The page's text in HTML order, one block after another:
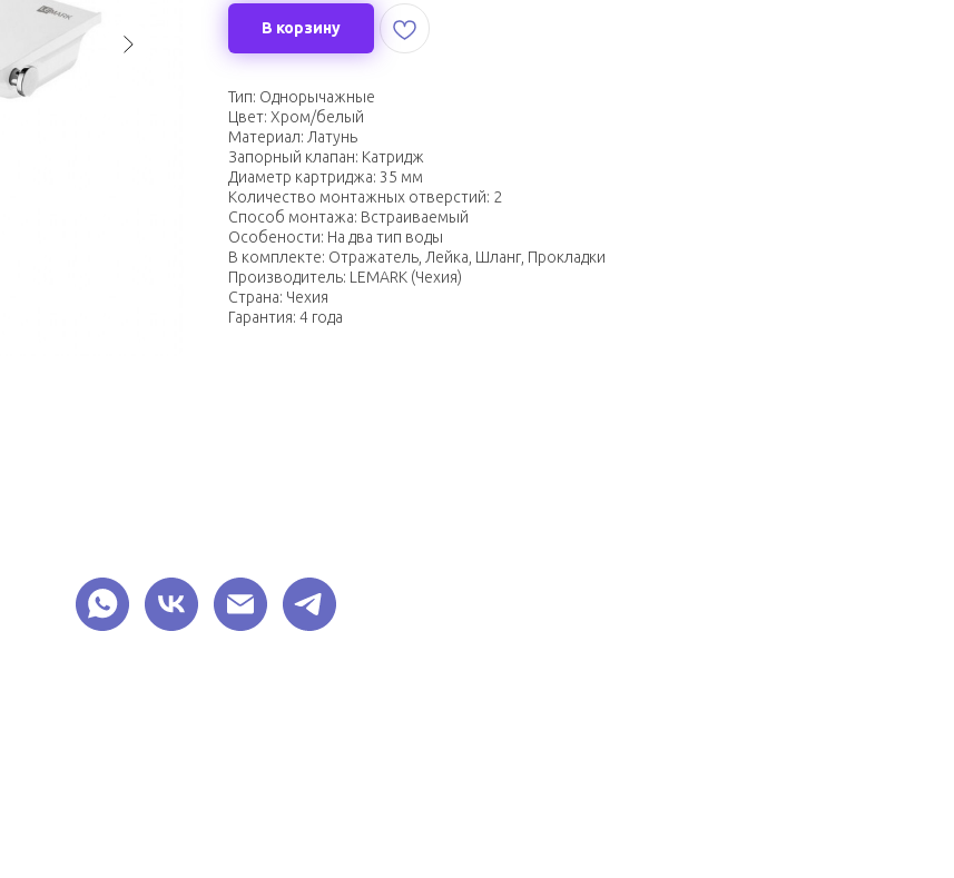
В корзину
Тип: Однорычажные
Цвет: Хром/белый
Материал: Латунь
Запорный клапан: Катридж
Диаметр картриджа: 35 мм
Количество монтажных отверстий: 2
Способ монтажа: Встраиваемый
Особености: На два тип воды
В комплекте: Отражатель, Лейка, Шланг, Прокладки
Производитель: LEMARK (Чехия)
Страна: Чехия
Гарантия: 4 года